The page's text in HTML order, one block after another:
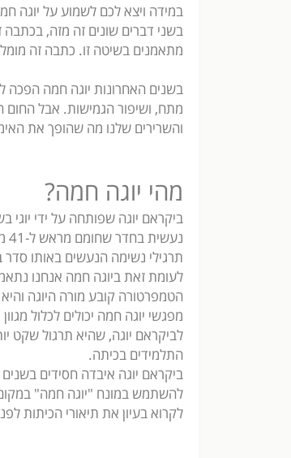
במידה ויצא לכם לשמוע על יוגה
בשני דברים שונים זה מזה, בכתבה
מתאמנים בשיטה זו. כתבה זה
בשנים האחרונות יוגה חמה הפכה
מתח, ושיפור הגמישות. אבל החום
והשרירים שלנו מה שהופך את
מהי יוגה חמה?
תרגילי נשימה הנעשים באותו סדר
לעומת זאת ביוגה חמה אנחנו
הטמפרטורה קובע מורה היוגה והיא נעה בין 27-38
מפגשי יוגה חמה יכולים לכלול
לביקראם יוגה, שהיא תרגול שקט
התלמידים בכיתה.
ביקראם יוגה איבדה חסידים
להשתמש במונח "יוגה חמה"
לקרוא בעיון את תיאורי הכיתות